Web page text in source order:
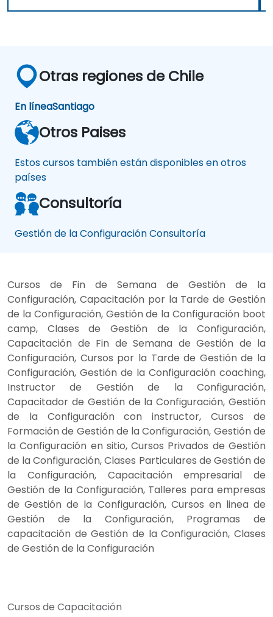
Otras regiones de Chile
En líneaSantiago
Otros Paises
Estos cursos también están disponibles en otros
países
Consultoría
Gestión de la Configuración Consultoría
Cursos de Fin de Semana de Gestión de la
Configuración, Capacitación por la Tarde de Gestión
de la Configuración, Gestión de la Configuración boot
camp, Clases de Gestión de la Configuración,
Capacitación de Fin de Semana de Gestión de la
Configuración, Cursos por la Tarde de Gestión de la
Configuración, Gestión de la Configuración coaching,
Instructor de Gestión de la Configuración,
Capacitador de Gestión de la Configuración, Gestión
de la Configuración con instructor, Cursos de
Formación de Gestión de la Configuración, Gestión de
la Configuración en sitio, Cursos Privados de Gestión
de la Configuración, Clases Particulares de Gestión de
la Configuración, Capacitación empresarial de
Gestión de la Configuración, Talleres para empresas
de Gestión de la Configuración, Cursos en linea de
Gestión de la Configuración, Programas de
capacitación de Gestión de la Configuración, Clases
de Gestión de la Configuración
Cursos de Capacitación